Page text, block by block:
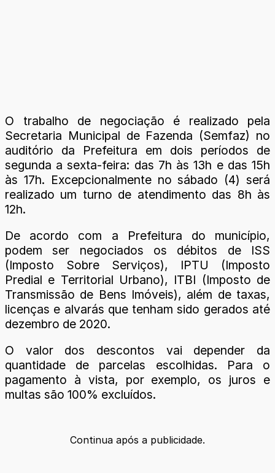
O trabalho de negociação é realizado pela
Secretaria Municipal de Fazenda (Semfaz) no
auditório da Prefeitura em dois períodos de
segunda a sexta-feira: das 7h às 13h e das 15h
às 17h. Excepcionalmente no sábado (4) será
realizado um turno de atendimento das 8h às
12h.
De acordo com a Prefeitura do município,
podem ser negociados os débitos de ISS
(Imposto Sobre Serviços), IPTU (Imposto
Predial e Territorial Urbano), ITBI (Imposto de
Transmissão de Bens Imóveis), além de taxas,
licenças e alvarás que tenham sido gerados até
dezembro de 2020.
O valor dos descontos vai depender da
quantidade de parcelas escolhidas. Para o
pagamento à vista, por exemplo, os juros e
multas são 100% excluídos.
Continua após a publicidade.